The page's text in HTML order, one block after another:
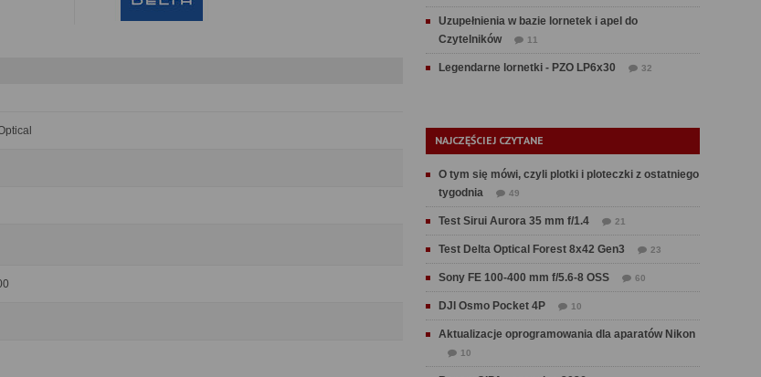
Uzupełnienia w bazie lornetek i apel do
Czytelników
11
Legendarne lornetki - PZO LP6x30 32
NAJCZĘŚCIEJ CZYTANE
O tym się mówi, czyli plotki i ploteczki z ostatniego
tygodnia
49
Test Sirui Aurora 35 mm f/1.4 21
Test Delta Optical Forest 8x42 Gen3 23
Sony FE 100-400 mm f/5.6-8 OSS 60
DJI Osmo Pocket 4P 10
Aktualizacje oprogramowania dla aparatów Nikon
10